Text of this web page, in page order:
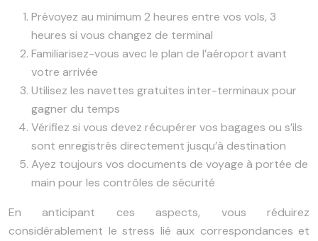
Prévoyez au minimum 2 heures entre vos vols, 3
heures si vous changez de terminal
Familiarisez-vous avec le plan de l’aéroport avant
votre arrivée
Utilisez les navettes gratuites inter-terminaux pour
gagner du temps
Vérifiez si vous devez récupérer vos bagages ou s’ils
sont enregistrés directement jusqu’à destination
Ayez toujours vos documents de voyage à portée de
main pour les contrôles de sécurité
En anticipant ces aspects, vous réduirez
considérablement le stress lié aux correspondances et